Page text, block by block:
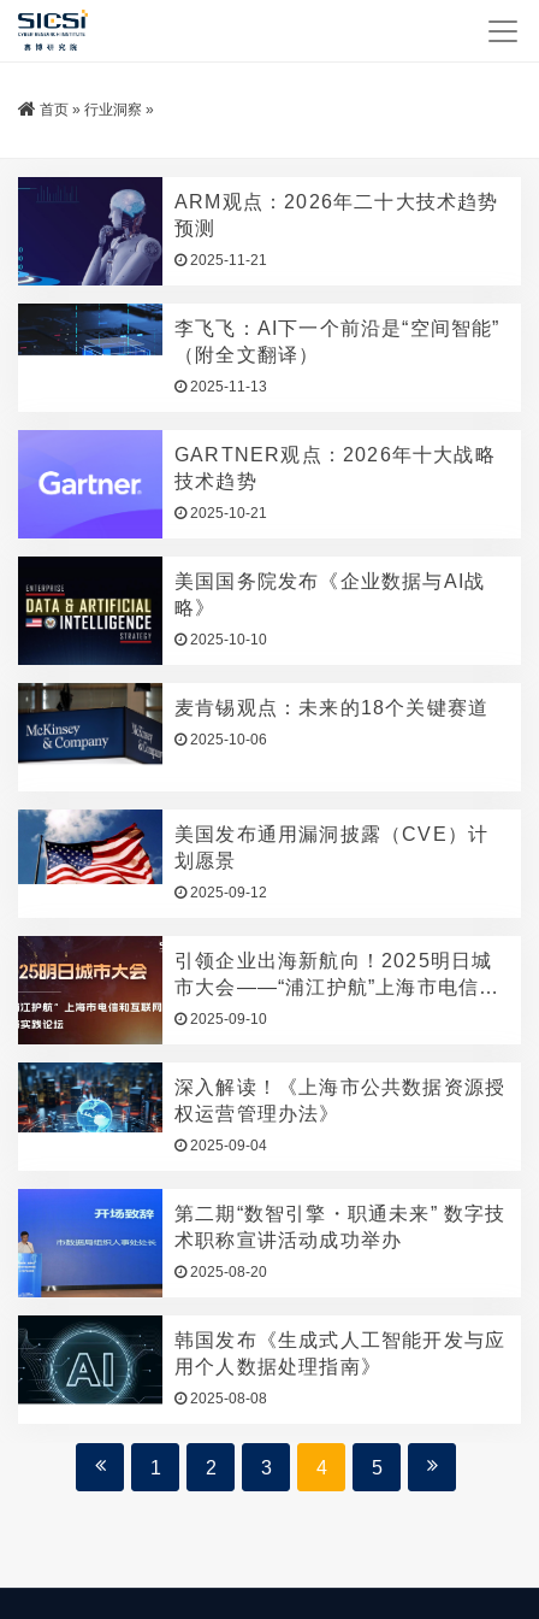
首页 » 行业洞察 »
ARM观点：2026年二十大技术趋势
预测
2025-11-21
李飞飞：AI下一个前沿是“空间智能”
（附全文翻译）
2025-11-13
GARTNER观点：2026年十大战略
技术趋势
2025-10-21
美国国务院发布《企业数据与AI战
略》
2025-10-10
麦肯锡观点：未来的18个关键赛道
2025-10-06
美国发布通用漏洞披露（CVE）计
划愿景
2025-09-12
引领企业出海新航向！2025明日城
市大会——“浦江护航”上海市电信和
互联网行业出海实践论坛圆满举行
2025-09-10
深入解读！《上海市公共数据资源授
权运营管理办法》
2025-09-04
第二期“数智引擎・职通未来” 数字技
术职称宣讲活动成功举办
2025-08-20
韩国发布《生成式人工智能开发与应
用个人数据处理指南》
2025-08-08
1 2 3 4 5